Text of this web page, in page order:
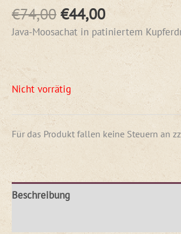
€74,00 €44,00
Java-Moosachat in patiniertem
Nicht vorrätig
Für das Produkt fallen keine Steuern an
Beschreibung